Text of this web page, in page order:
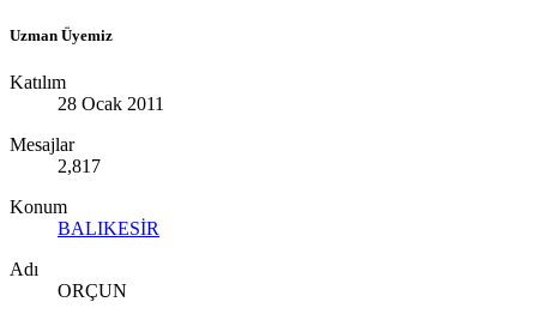
Uzman Üyemiz
Katılım
28 Ocak 2011
Mesajlar
2,817
Konum
BALIKESİR
Adı
ORÇUN